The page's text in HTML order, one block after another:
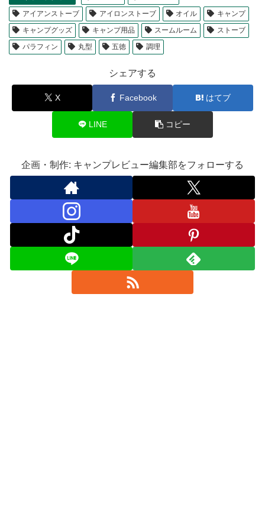
アイアンストーブ
アイロンストーブ オイル
キャンプ
キャンプグッズ
キャンプ用品 スームルーム
ストーブ
パラフィン
丸型 五徳 調理
シェアする
X Facebook はてブ
LINE コピー
企画・制作: キャンプレビュー編集部をフォローする